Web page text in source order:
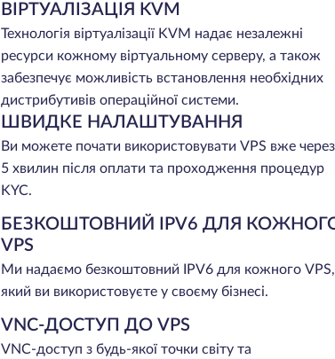
ВІРТУАЛІЗАЦІЯ KVM
Технологія віртуалізації KVM надає незалежні
ресурси кожному віртуальному серверу, а також
забезпечує можливість встановлення необхідних
дистрибутивів операційної системи.
ШВИДКЕ НАЛАШТУВАННЯ
Ви можете почати використовувати VPS вже через
5 хвилин після оплати та проходження процедур
KYC.
БЕЗКОШТОВНИЙ IPV6 ДЛЯ
VPS
Ми надаємо безкоштовний IPV6 для кожного VPS,
який ви використовуєте у своєму бізнесі.
VNC-ДОСТУП ДО VPS
VNC-доступ з будь-якої точки світу та